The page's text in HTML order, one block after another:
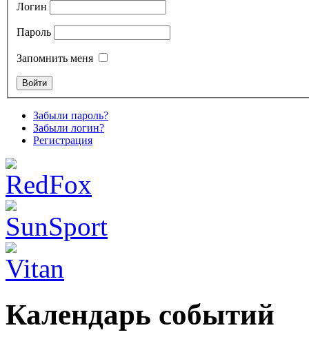
Логин
Пароль
Запомнить меня
Забыли пароль?
Забыли логин?
Регистрация
Календарь событий